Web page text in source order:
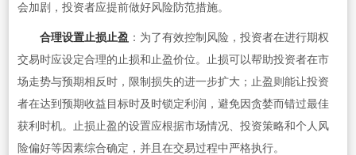
会加剧，投资者应提前做好风险防范措施。
合理设置止损止盈 ：为了有效控制风险，投资者在进行期权
交易时应设定合理的止损和止盈价位。止损可以帮助投资者在市
场走势与预期相反时，限制损失的进一步扩大；止盈则能让投资
者在达到预期收益目标时及时锁定利润，避免因贪婪而错过最佳
获利时机。止损止盈的设置应根据市场情况、投资策略和个人风
险偏好等因素综合确定，并且在交易过程中严格执行。